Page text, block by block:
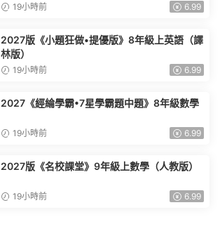
19小時前 6.99
2027版《小題狂做•提優版》8年級上英語（譯
林版）
19小時前 6.99
2027《經綸學霸•7星學霸題中題》8年級數學
19小時前 6.99
2027版《名校課堂》9年級上數學（人教版）
19小時前 6.99